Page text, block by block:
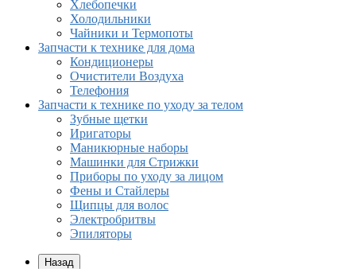
Хлебопечки
Холодильники
Чайники и Термопоты
Запчасти к технике для дома
Кондиционеры
Очистители Воздуха
Телефония
Запчасти к технике по уходу за телом
Зубные щетки
Иригаторы
Маникюрные наборы
Машинки для Стрижки
Приборы по уходу за лицом
Фены и Стайлеры
Щипцы для волос
Электробритвы
Эпиляторы
Назад